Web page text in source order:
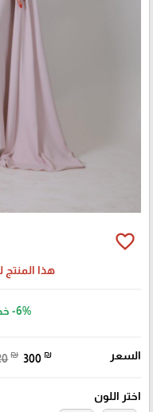
favorite_border
هذا المنتج
-6%
السعر ₪ 300 ₪
اختر اللون